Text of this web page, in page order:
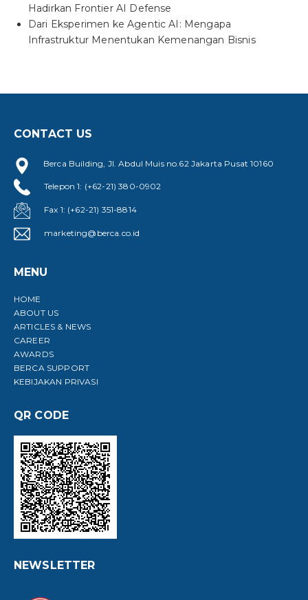
Hadirkan Frontier AI Defense
Dari Eksperimen ke Agentic AI: Mengapa
Infrastruktur Menentukan Kemenangan Bisnis
CONTACT US
Berca Building, Jl. Abdul Muis no.62 Jakarta Pusat 10160
Telepon 1: (+62-21) 380-0902
Fax 1: (+62-21) 351-8814
marketing@berca.co.id
MENU
HOME
ABOUT US
ARTICLES & NEWS
CAREER
AWARDS
BERCA SUPPORT
KEBIJAKAN PRIVASI
QR CODE
NEWSLETTER